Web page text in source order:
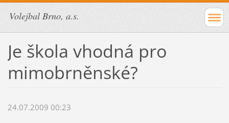
Volejbal Brno, a.s.
Je škola vhodná pro
mimobrněnské?
24.07.2009 00:23